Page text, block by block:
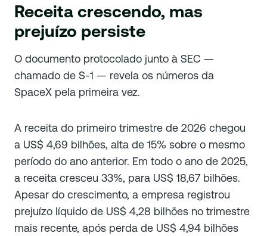
Receita crescendo, mas
prejuízo persiste
O documento protocolado junto à SEC —
chamado de S-1 — revela os números da
SpaceX pela primeira vez.
A receita do primeiro trimestre de 2026 chegou
a US$ 4,69 bilhões, alta de 15% sobre o mesmo
período do ano anterior. Em todo o ano de 2025,
a receita cresceu 33%, para US$ 18,67 bilhões.
Apesar do crescimento, a empresa registrou
prejuízo líquido de US$ 4,28 bilhões no trimestre
mais recente, após perda de US$ 4,94 bilhões